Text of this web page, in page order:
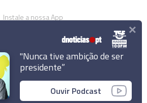
Instale a nossa App
Diário de Notícias, Lda.
os direitos reservados.
"Nunca tive ambição de ser
presidente”
Ouvir Podcast
×